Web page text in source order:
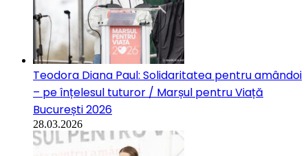
Teodora Diana Paul: Solidaritatea pentru amândoi
– pe înțelesul tuturor / Marșul pentru Viață
București 2026
28.03.2026